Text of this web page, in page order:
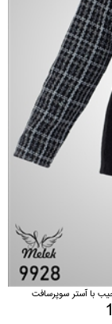
با آستر سوپرسافت